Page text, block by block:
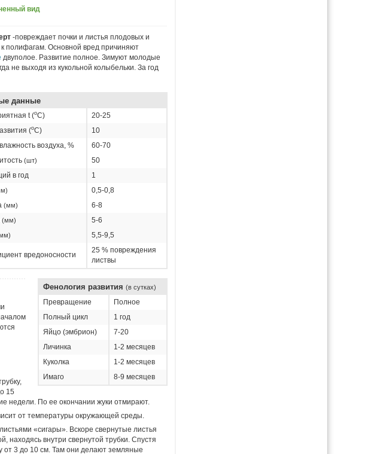
вид
-повреждает почки и листья плодовых и
полифагам. Основной вред причиняют
двуполое. Развитие полное. Зимуют молодые
не выходя из кукольной колыбельки. За год
данные
t (оC)
20-25
(оC)
10
воздуха, %
60-70
(шт)
50
в год
1
0,5-0,8
(мм)
6-8
(мм)
5-6
5,5-9,5
вредоносности
25 % повреждения
листвы
Фенология развития (в сутках)
Превращение
Полное
Полный цикл
1 год
Яйцо (эмбрион)
7-20
Личинка
1-2 месяцев
Куколка
1-2 месяцев
Имаго
8-9 месяцев
15
недели. По ее окончании жуки отмирают.
от температуры окружающей среды.
«сигары». Вскоре свернутые листья
находясь внутри свернутой трубки. Спустя
от 3 до 10 см. Там они делают земляные